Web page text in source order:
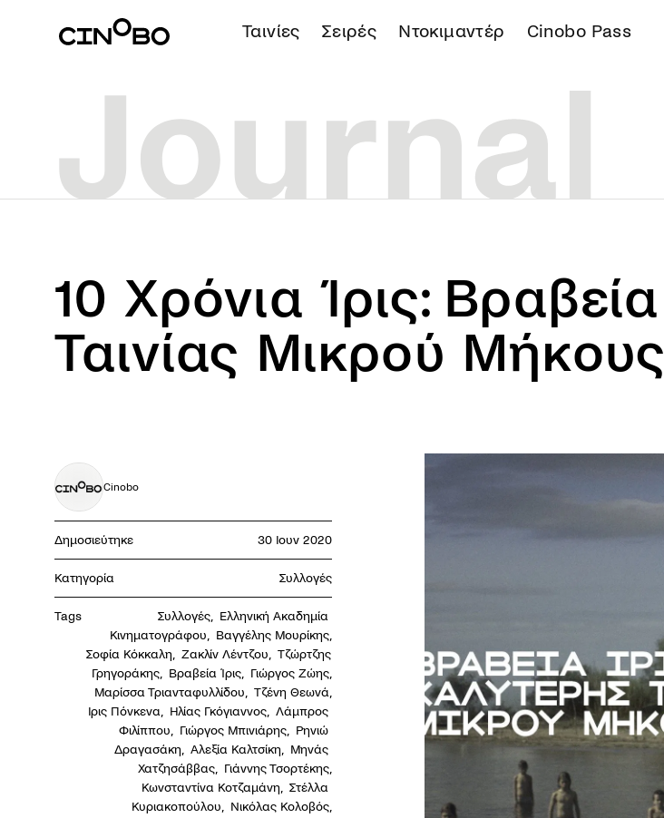
Ταινίες Σειρές Ντοκιμαντέρ Cinobo Pass
10 Χρόνια Ίρις: Βραβεία
Ταινίας Μικρού Μήκους
Cinobo
Δημοσιεύτηκε 30 Ιουν 2020
Κατηγορία Συλλογές
Tags Συλλογές, Ελληνική Ακαδημία
Κινηματογράφου, Βαγγέλης Μουρίκης,
Σοφία Κόκκαλη, Ζακλίν Λέντζου, Τζώρτζης
Γρηγοράκης, Βραβεία Ίρις, Γιώργος Ζώης,
Μαρίσσα Τριανταφυλλίδου, Τζένη Θεωνά,
Ιρις Πόνκενα, Ηλίας Γκόγιαννος, Λάμπρος
Φιλίππου, Γιώργος Μπινιάρης, Ρηνιώ
Δραγασάκη, Αλεξία Καλτσίκη, Μηνάς
Χατζησάββας, Γιάννης Τσορτέκης,
Κωνσταντίνα Κοτζαμάνη, Στέλλα
Κυριακοπούλου, Νικόλας Κολοβός,